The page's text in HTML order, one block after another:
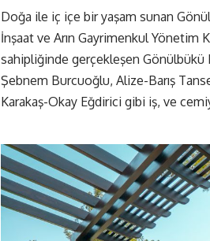
Doğa ile iç içe bir yaşam sunan
İnşaat ve Arın Gayrimenkul Yönetim
sahipliğinde gerçekleşen Gönülbükü
Şebnem Burcuoğlu, Alize-Barış
Karakaş-Okay Eğdirici gibi iş, ve